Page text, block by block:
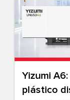
Yizumi
plástico